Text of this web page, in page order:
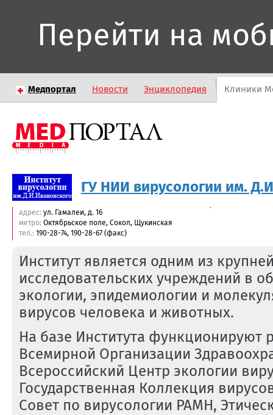
Перейти на
Медпортал Новости Энциклопедия Клиники
ГУ НИИ вирусологии им.
адрес: ул. Гамалеи, д. 16
метро: Октябрьское поле, Сокол, Щукинская
тел.: 190-28-74, 190-28-67 (факс)
Институт является одним из
исследовательских учреждений в
экологии, эпидемиологии и
вирусов человека и животных.
На базе Института функционируют
Всемирной Организации
Всероссийский Центр экологии
Государственная Коллекция
Совет по вирусологии РАМН,